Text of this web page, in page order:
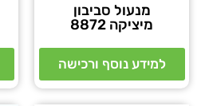
מנעול סביבון
מיציקה 8872
למידע נוסף ורכישה